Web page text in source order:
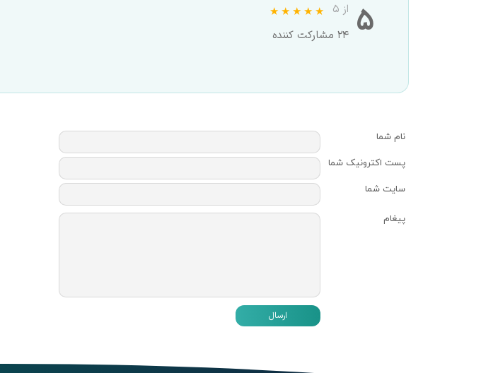
۵ از ۵
۲۴ مشارکت کننده
نام شما
پست اکترونیک شما
سایت شما
پیغام
ارسال